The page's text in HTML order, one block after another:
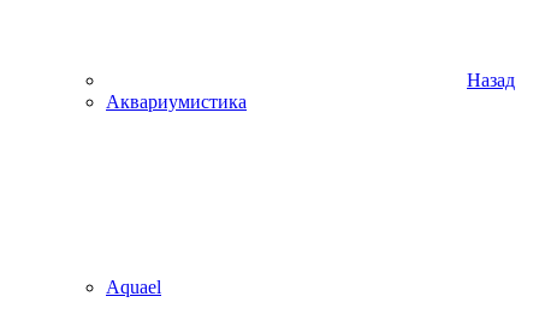
Назад
Аквариумистика
Aquael